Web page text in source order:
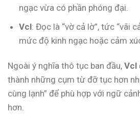
ngạc vừa có phần phóng đại.
Vcl: Đọc là “vờ cả lờ”, tức “vãi
mức độ kinh ngạc hoặc cảm
Ngoài ý nghĩa thô tục ban đầu, Vcl
thành những cụm từ đỡ tục hơn
cùng lạnh” để phù hợp với ngữ
hơn.